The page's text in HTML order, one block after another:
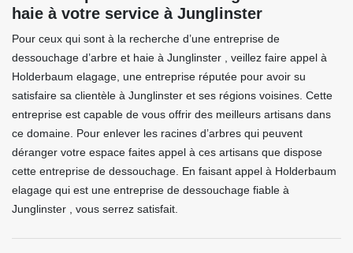
haie à votre service à Junglinster
Pour ceux qui sont à la recherche d’une entreprise de
dessouchage d’arbre et haie à Junglinster , veillez faire appel à
Holderbaum elagage, une entreprise réputée pour avoir su
satisfaire sa clientèle à Junglinster et ses régions voisines. Cette
entreprise est capable de vous offrir des meilleurs artisans dans
ce domaine. Pour enlever les racines d’arbres qui peuvent
déranger votre espace faites appel à ces artisans que dispose
cette entreprise de dessouchage. En faisant appel à Holderbaum
elagage qui est une entreprise de dessouchage fiable à
Junglinster , vous serrez satisfait.